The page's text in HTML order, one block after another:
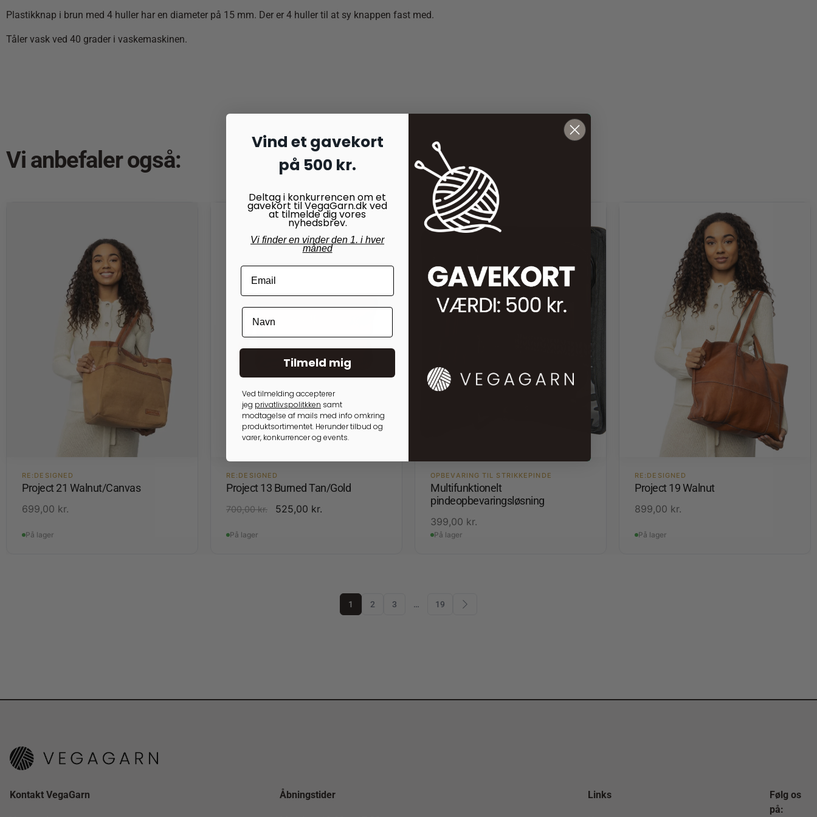
Plastikknap i brun med 4 huller har en diameter på 15 mm. Der er 4 huller til at sy knappen fast med.
Tåler vask ved 40 grader i vaskemaskinen.
Vi anbefaler også:
RE:DESIGNED
Project 21 Walnut/Canvas
699,00 kr.
På lager
RE:DESIGNED
Project 13 Burned Tan/Gold
700,00kr. 525,00 kr.
På lager
OPBEVARING TIL STRIKKEPINDE
Multifunktionelt
pindeopbevaringsløsning
399,00 kr.
På lager
RE:DESIGNED
Project 19 Walnut
899,00 kr.
På lager
1 2 3 … 19
Kontakt VegaGarn Åbningstider Links
Følg os
på:
Vind et gavekort
på 500 kr.
Deltag i konkurrencen om et
gavekort til VegaGarn.dk ved
at tilmelde dig vores
nyhedsbrev.
Vi finder en vinder den 1. i hver
måned
Tilmeld mig
Ved tilmelding accepterer
jeg privatlivspolitkken samt
modtagelse af mails med info omkring
produktsortimentet. Herunder tilbud og
varer, konkurrencer og events.